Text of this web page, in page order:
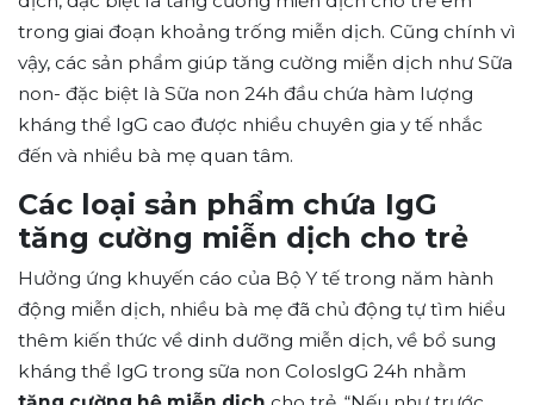
trong giai đoạn khoảng trống miễn dịch. Cũng chính vì
vậy, các sản phẩm giúp tăng cường miễn dịch như Sữa
non- đặc biệt là Sữa non 24h đầu chứa hàm lượng
kháng thể IgG cao được nhiều chuyên gia y tế nhắc
đến và nhiều bà mẹ quan tâm.
Các loại sản phẩm chứa IgG
tăng cường miễn dịch cho trẻ
Hưởng ứng khuyến cáo của Bộ Y tế trong năm hành
động miễn dịch, nhiều bà mẹ đã chủ động tự tìm hiểu
thêm kiến thức về dinh dưỡng miễn dịch, về bổ sung
kháng thể IgG trong sữa non ColosIgG 24h nhằm